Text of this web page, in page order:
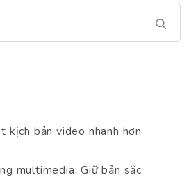
kịch bản video nhanh hơn
multimedia: Giữ bản sắc